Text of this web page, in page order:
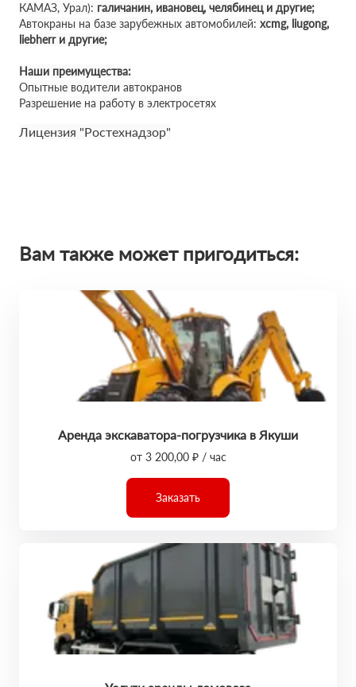
КАМАЗ, Урал): галичанин, ивановец, челябинец и другие;
Автокраны на базе зарубежных автомобилей: xcmg, liugong,
liebherr и другие;
Наши преимущества:
Опытные водители автокранов
Разрешение на работу в электросетях
Лицензия "Ростехнадзор"
Вам также может пригодиться:
Аренда экскаватора-погрузчика в Якуши
от 3 200,00 ₽ / час
Заказать